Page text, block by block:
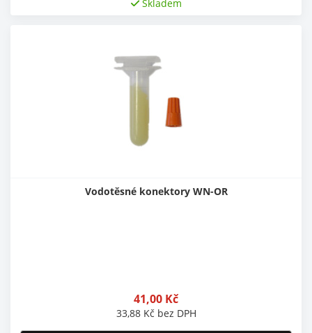
Skladem
Vodotěsné konektory WN-OR
41,00 Kč
33,88 Kč bez DPH